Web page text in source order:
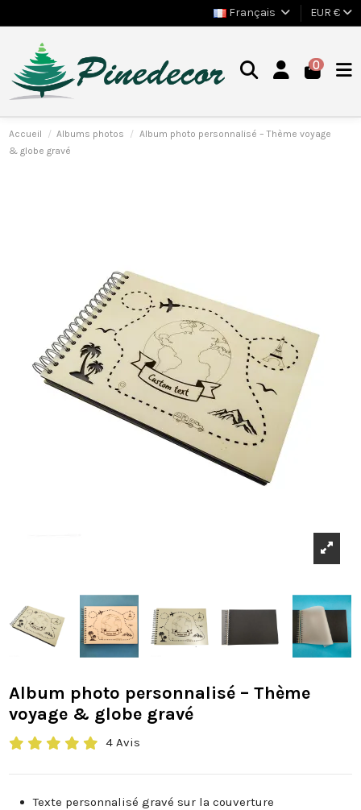
Français EUR €
0
Accueil Albums photos
Album photo personnalisé – Thème voyage
& globe gravé
Album photo personnalisé – Thème
voyage & globe gravé
4 Avis
Texte personnalisé gravé sur la couverture